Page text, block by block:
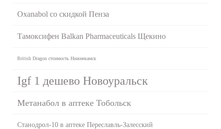
Oxanabol со скидкой Пенза
Тамоксифен Balkan Pharmaceuticals Щекино
British Dragon стоимость Нижнекамск
Igf 1 дешево Новоуральск
Метанабол в аптеке Тобольск
Станодрол-10 в аптеке Переславль-Залесский